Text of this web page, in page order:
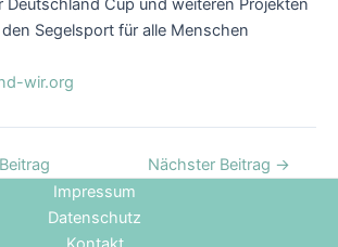
Deutschland Cup und weiteren Projekten
Segelsport für alle Menschen
wir.org
Nächster Beitrag →
Impressum
Datenschutz